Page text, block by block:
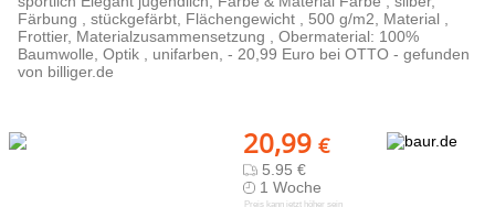
Färbung , stückgefärbt, Flächengewicht , 500 g/m2, Material ,
Frottier, Materialzusammensetzung , Obermaterial: 100%
Baumwolle, Optik , unifarben, - 20,99 Euro bei OTTO - gefunden
von billiger.de
20,99 €
5.95 €
1 Woche
Preis kann jetzt höher sein